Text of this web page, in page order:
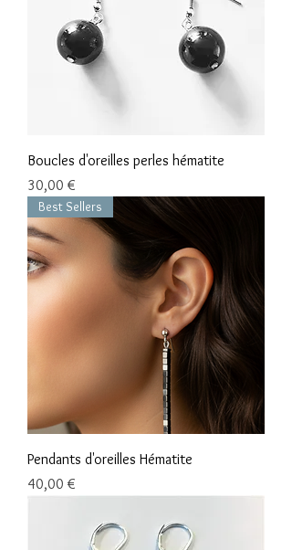
Boucles d'oreilles perles hématite
Prix
30,00 €
Best Sellers
Pendants d'oreilles Hématite
Prix
40,00 €